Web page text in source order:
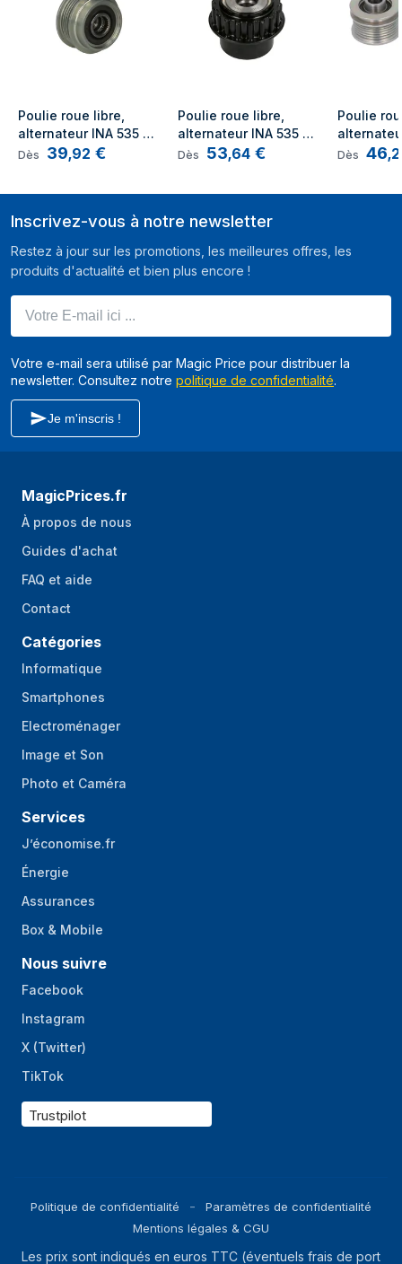
Poulie roue libre,
alternateur INA 535
0180 10
Dès 39,92 €
Poulie roue libre,
alternateur INA 535
0175 10
Dès 53,64 €
Poulie
0036 10
Dès 46,
Inscrivez-vous à notre newsletter
Restez à jour sur les promotions, les meilleures offres, les
produits d'actualité et bien plus encore !
Votre e-mail sera utilisé par Magic Price pour distribuer la
newsletter. Consultez notre politique de confidentialité.
Je m'inscris !
MagicPrices.fr
À propos de nous
Guides d'achat
FAQ et aide
Contact
Catégories
Informatique
Smartphones
Electroménager
Image et Son
Photo et Caméra
Services
J’économise.fr
Énergie
Assurances
Box & Mobile
Nous suivre
Facebook
Instagram
X (Twitter)
TikTok
Trustpilot
Politique de confidentialité
Paramètres de confidentialité
Mentions légales & CGU
Les prix sont indiqués en euros TTC (éventuels frais de port